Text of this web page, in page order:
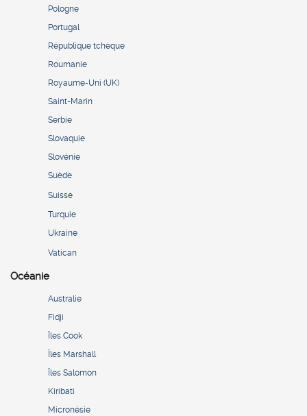
Pologne
Portugal
République tchèque
Roumanie
Royaume-Uni (UK)
Saint-Marin
Serbie
Slovaquie
Slovénie
Suède
Suisse
Turquie
Ukraine
Vatican
Océanie
Australie
Fidji
Îles Cook
Îles Marshall
Îles Salomon
Kiribati
Micronésie